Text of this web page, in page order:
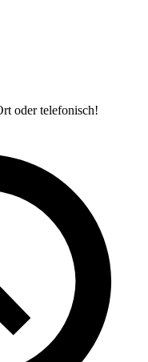
oder telefonisch!